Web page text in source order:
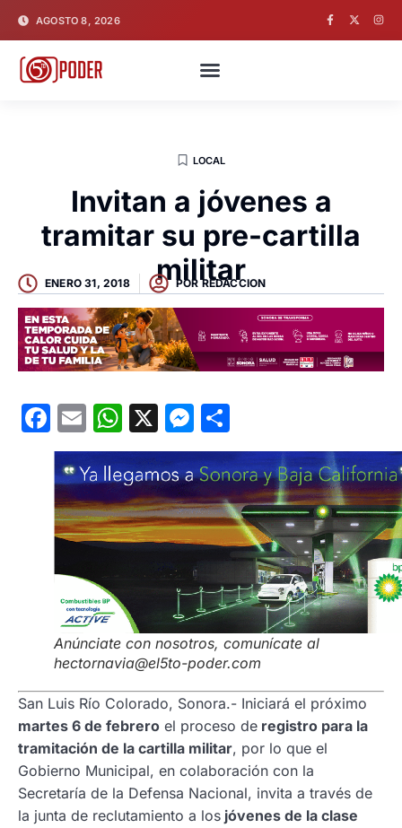
AGOSTO 8, 2026
LOCAL
Invitan a jóvenes a
tramitar su pre-cartilla
militar
ENERO 31, 2018 PORREDACCION
Facebook
EmailWhatsApp
X Messenger
Anúnciate con nosotros, comunícate al
hectornavia@el5to-poder.com
San Luis Río Colorado, Sonora.- Iniciará el próximo
martes 6 de febrero el proceso de registro para la
tramitación de la cartilla militar, por lo que el
Gobierno Municipal, en colaboración con la
Secretaría de la Defensa Nacional, invita a través de
la junta de reclutamiento a los jóvenes de la clase